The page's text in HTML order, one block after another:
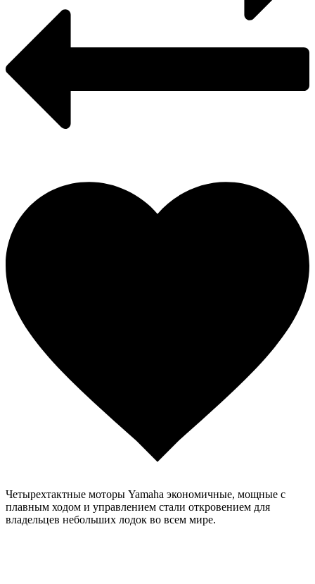
Четырехтактные моторы Yamaha экономичные, мощные с
плавным ходом и управлением стали откровением для
владельцев небольших лодок во всем мире.